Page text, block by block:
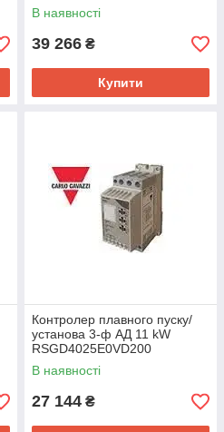
В наявності
39 266 ₴
Купити
Контролер плавного пуску/
установа 3-ф АД 11 kW
RSGD4025E0VD200
В наявності
27 144 ₴